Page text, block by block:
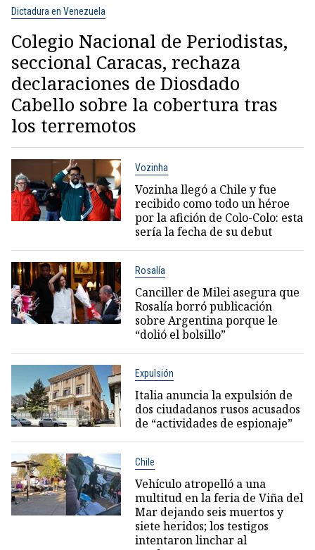
Dictadura en Venezuela
Colegio Nacional de Periodistas,
seccional Caracas, rechaza
declaraciones de Diosdado
Cabello sobre la cobertura tras
los terremotos
Vozinha
Vozinha llegó a Chile y fue
recibido como todo un héroe
por la afición de Colo-Colo: esta
sería la fecha de su debut
Rosalía
Canciller de Milei asegura que
Rosalía borró publicación
sobre Argentina porque le
“dolió el bolsillo”
Expulsión
Italia anuncia la expulsión de
dos ciudadanos rusos acusados
de “actividades de espionaje”
Chile
Vehículo atropelló a una
multitud en la feria de Viña del
Mar dejando seis muertos y
siete heridos; los testigos
intentaron linchar al